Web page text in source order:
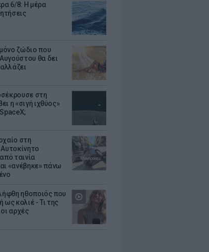
6/8: Η μέρα
ζώδιο που
θα δει
στη
η «σιγή ιχθύος»
στη
ταινία
«ανέβηκε» πάνω
ηθοποιός που
ως κολιέ - Τι της
αρχές